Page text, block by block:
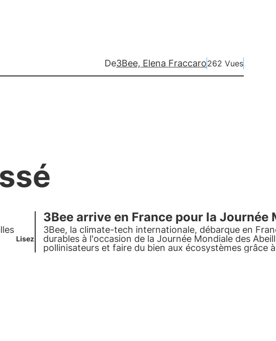
De3Bee, Elena Fraccaro262 Vues
Lisez
3Bee arrive en France pour la Journée
3Bee, la climate-tech internationale, débarque en
durables à l'occasion de la Journée Mondiale des
pollinisateurs et faire du bien aux écosystèmes grâce